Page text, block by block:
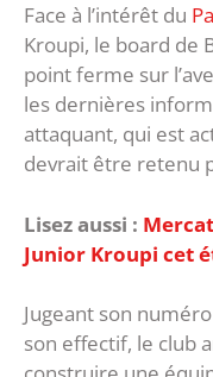
Face à l’intérêt du
Kroupi, le board de
point ferme sur
les dernières
attaquant, qui est
devrait être retenu
Lisez aussi :
Junior Kroupi cet
Jugeant son
son effectif, le club